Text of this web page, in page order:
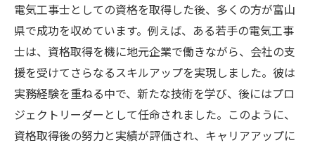
電気工事士としての資格を取得した後、多くの方が富山
県で成功を収めています。例えば、ある若手の電気工事
士は、資格取得を機に地元企業で働きながら、会社の支
援を受けてさらなるスキルアップを実現しました。彼は
実務経験を重ねる中で、新たな技術を学び、後にはプロ
ジェクトリーダーとして任命されました。このように、
資格取得後の努力と実績が評価され、キャリアアップに